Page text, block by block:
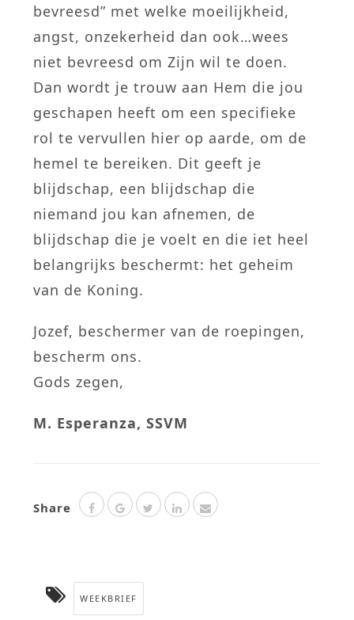
bevreesd” met welke moeilijkheid,
angst, onzekerheid dan ook…wees
niet bevreesd om Zijn wil te doen.
Dan wordt je trouw aan Hem die jou
geschapen heeft om een specifieke
rol te vervullen hier op aarde, om de
hemel te bereiken. Dit geeft je
blijdschap, een blijdschap die
niemand jou kan afnemen, de
blijdschap die je voelt en die iet heel
belangrijks beschermt: het geheim
van de Koning.
Jozef, beschermer van de roepingen,
bescherm ons.
Gods zegen,
M. Esperanza, SSVM
Share
WEEKBRIEF